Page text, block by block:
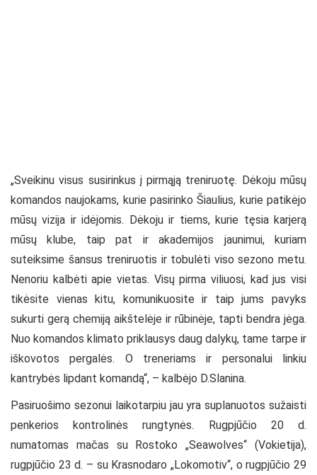
„Sveikinu visus susirinkus į pirmąją treniruotę. Dėkoju mūsų
komandos naujokams, kurie pasirinko Šiaulius, kurie patikėjo
mūsų vizija ir idėjomis. Dėkoju ir tiems, kurie tęsia karjerą
mūsų klube, taip pat ir akademijos jaunimui, kuriam
suteiksime šansus treniruotis ir tobulėti viso sezono metu.
Nenoriu kalbėti apie vietas. Visų pirma viliuosi, kad jus visi
tikėsite vienas kitu, komunikuosite ir taip jums pavyks
sukurti gerą chemiją aikštelėje ir rūbinėje, tapti bendra jėga.
Nuo komandos klimato priklausys daug dalykų, tame tarpe ir
iškovotos pergalės. O treneriams ir personalui linkiu
kantrybės lipdant komandą“, – kalbėjo D.Slanina.
Pasiruošimo sezonui laikotarpiu jau yra suplanuotos sužaisti
penkerios kontrolinės rungtynės. Rugpjūčio 20 d.
numatomas mačas su Rostoko „Seawolves“ (Vokietija),
rugpjūčio 23 d. – su Krasnodaro „Lokomotiv“, o rugpjūčio 29